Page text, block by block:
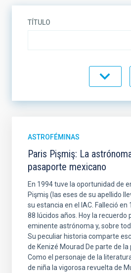
TÍTULO
ASTROFÉMINAS
Paris Pişmiş: La
pasaporte mexicano
En 1994 tuve la oportunidad de
Pişmiş (las eses de su apellido
su estancia en el IAC. Falleció en
88 lúcidos años. Hoy la recuerdo
eminente astrónoma y, sobre
Su peculiar historia comparte
de Kenizé Mourad De parte de la
Como el personaje de la
de niña la vigorosa revuelta de